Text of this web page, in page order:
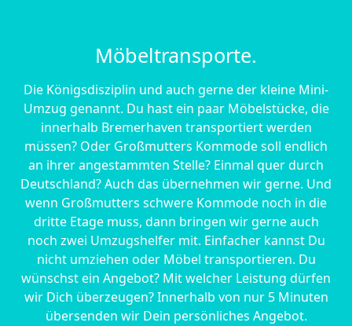
Möbeltransporte.
Die Königsdisziplin und auch gerne der kleine Mini-
Umzug genannt. Du hast ein paar Möbelstücke, die
innerhalb Bremer­haven transportiert werden
müssen? Oder Großmutters Kommode soll endlich
an ihrer angestammten Stelle? Einmal quer durch
Deutschland? Auch das übernehmen wir gerne. Und
wenn Großmutters schwere Kommode noch in die
dritte Etage muss, dann bringen wir gerne auch
noch zwei Umzugshelfer mit. Einfacher kannst Du
nicht umziehen oder Möbel transportieren. Du
wünschst ein Angebot? Mit welcher Leistung dürfen
wir Dich überzeugen? Innerhalb von nur 5 Minuten
übersenden wir Dein persönliches Angebot.